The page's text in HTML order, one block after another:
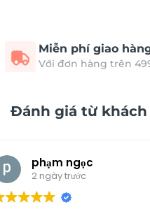
Miễn phí giao
Với đơn hàng trên
Đánh giá từ khách
phạm ngọc
2 ngày trước